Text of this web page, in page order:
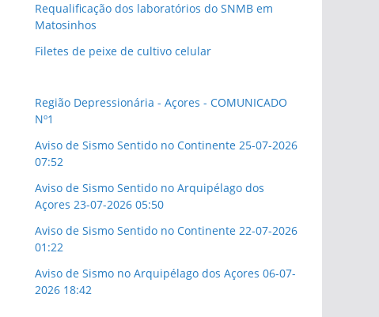
Requalificação dos laboratórios do SNMB em
Matosinhos
Filetes de peixe de cultivo celular
Região Depressionária - Açores - COMUNICADO
Nº1
Aviso de Sismo Sentido no Continente 25-07-2026
07:52
Aviso de Sismo Sentido no Arquipélago dos
Açores 23-07-2026 05:50
Aviso de Sismo Sentido no Continente 22-07-2026
01:22
Aviso de Sismo no Arquipélago dos Açores 06-07-
2026 18:42